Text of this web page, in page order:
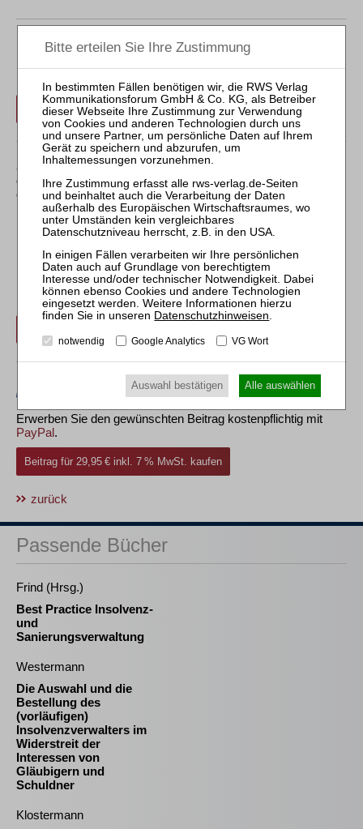
Der Inhalt dieses Beitrags ist nicht frei verfügbar.
Für Abonnenten ist der Zugang zu Aufsätzen und
Rechtsprechung frei.
Login
Sollten Sie über kein Abonnement verfügen, können Sie
den gewünschten Beitrag trotzdem kostenpflichtig
erwerben:
Erwerben Sie den gewünschten Beitrag kostenpflichtig per
Rechnung.
Erwerben Sie den gewünschten Beitrag kostenpflichtig mit
PayPal.
Beitrag für 29,95 € inkl. 7 % MwSt. kaufen
zurück
Passende Bücher
Frind (Hrsg.)
Best Practice Insolvenz-
und
Sanierungsverwaltung
Westermann
Die Auswahl und die
Bestellung des
(vorläufigen)
Insolvenzverwalters im
Widerstreit der
Interessen von
Gläubigern und
Schuldner
Klostermann
Datenschutzhinweisen.
notwendig Google Analytics VG Wort
Auswahl bestätigen Alle auswählen